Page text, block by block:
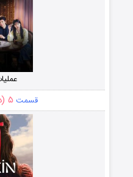
قسمت ۵ (دوبله)